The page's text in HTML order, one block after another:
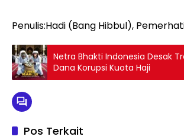
Penulis:Hadi (Bang Hibbul),
Netra Bhakti Indonesia Desak
Pos Terkait